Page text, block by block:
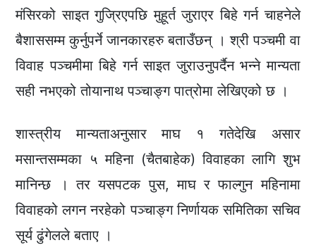
मंसिरको साइत गुज्रिएपछि मुहूर्त जुराएर बिहे गर्न चाहनेले
बैशाससम्म कुर्नुपर्ने जानकारहरु बताउँछन् । श्री पञ्चमी वा
विवाह पञ्चमीमा बिहे गर्न साइत जुराउनुपर्दैन भन्ने मान्यता
सही नभएको तोयानाथ पञ्चाङ्ग पात्रोमा लेखिएको छ ।
शास्त्रीय मान्यताअनुसार माघ १ गतेदेखि असार
मसान्तसम्मका ५ महिना (चैतबाहेक) विवाहका लागि शुभ
मानिन्छ । तर यसपटक पुस, माघ र फाल्गुन महिनामा
विवाहको लगन नरहेको पञ्चाङ्ग निर्णायक समितिका सचिव
सूर्य ढुंगेलले बताए ।